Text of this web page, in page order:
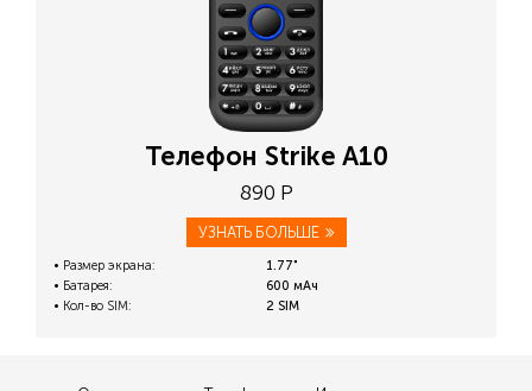
Телефон Strike A10
890 Р
УЗНАТЬ БОЛЬШЕ
Размер экрана:
1.77"
Батарея:
600 мАч
Кол-во SIM:
2 SIM